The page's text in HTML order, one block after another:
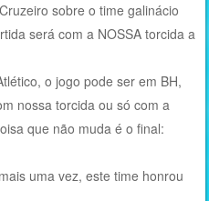
sobre o time galinácio
será com a NOSSA torcida a
o jogo pode ser em BH,
nossa torcida ou só com a
que não muda é o final:
uma vez, este time honrou